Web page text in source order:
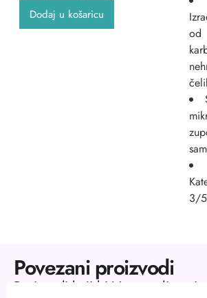
Dodaj u košaricu
od
3/5
Povezani proizvodi
Proizvodi koji bi Vas mogli